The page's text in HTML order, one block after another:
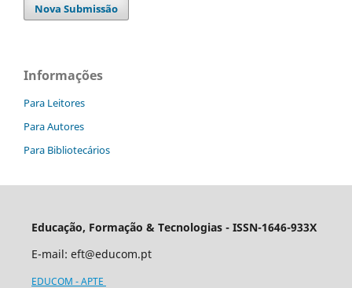
Nova Submissão
Informações
Para Leitores
Para Autores
Para Bibliotecários
Educação, Formação & Tecnologias - ISSN-1646-933X
E-mail: eft@educom.pt
EDUCOM - APTE